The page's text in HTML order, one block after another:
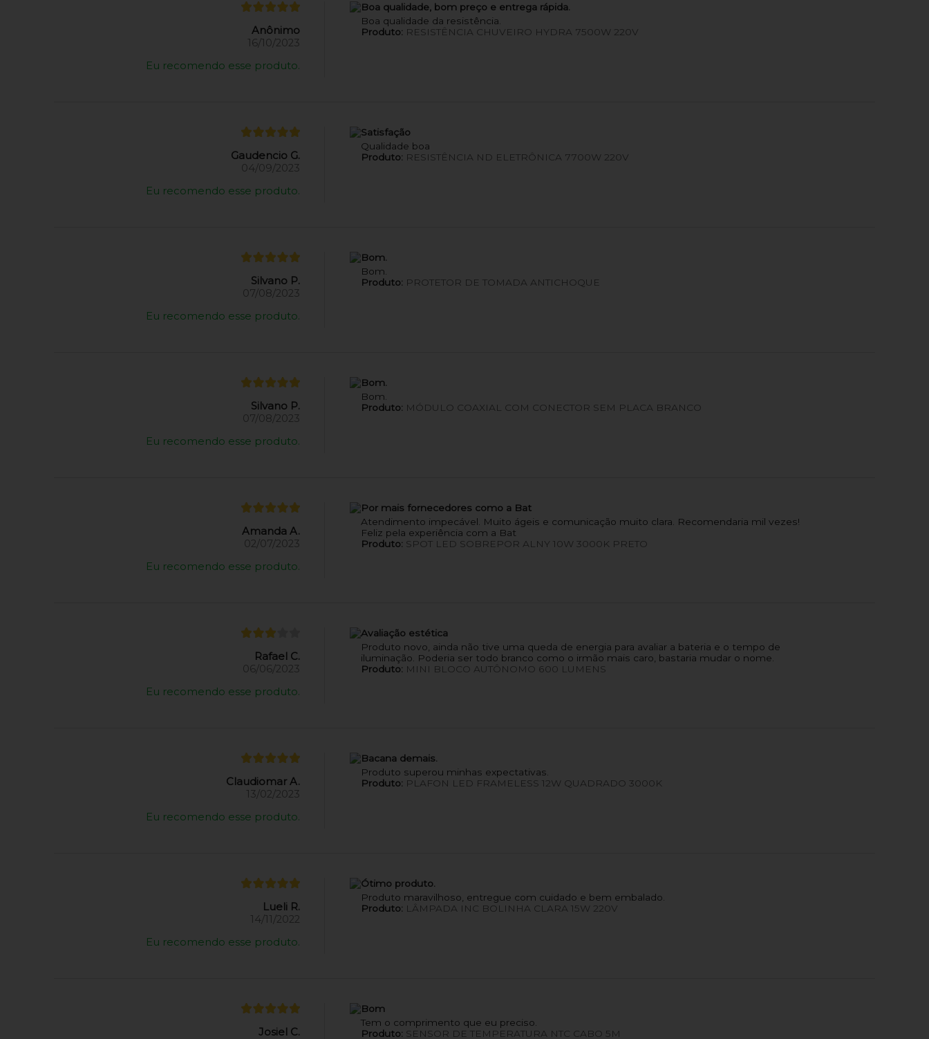
Anônimo
16/10/2023
Eu recomendo esse produto.
Boa qualidade, bom preço e entrega rápida.
Boa qualidade da resistência.
Produto: RESISTÊNCIA CHUVEIRO HYDRA 7500W 220V
Gaudencio G.
04/09/2023
Eu recomendo esse produto.
Satisfação
Qualidade boa
Produto: RESISTÊNCIA ND ELETRÔNICA 7700W 220V
Silvano P.
07/08/2023
Eu recomendo esse produto.
Bom.
Bom.
Produto: PROTETOR DE TOMADA ANTICHOQUE
Silvano P.
07/08/2023
Eu recomendo esse produto.
Bom.
Bom.
Produto: MÓDULO COAXIAL COM CONECTOR SEM PLACA BRANCO
Amanda A.
02/07/2023
Eu recomendo esse produto.
Por mais fornecedores como a Bat
Atendimento impecável. Muito ágeis e comunicação muito clara. Recomendaria mil vezes!
Feliz pela experiência com a Bat
Produto: SPOT LED SOBREPOR ALNY 10W 3000K PRETO
Rafael C.
06/06/2023
Eu recomendo esse produto.
Avaliação estética
Produto novo, ainda não tive uma queda de energia para avaliar a bateria e o tempo de
iluminação. Poderia ser todo branco como o irmão mais caro, bastaria mudar o nome.
Produto: MINI BLOCO AUTÔNOMO 600 LUMENS
Claudiomar A.
13/02/2023
Eu recomendo esse produto.
Bacana demais.
Produto superou minhas expectativas.
Produto: PLAFON LED FRAMELESS 12W QUADRADO 3000K
Lueli R.
14/11/2022
Eu recomendo esse produto.
Ótimo produto.
Produto maravilhoso, entregue com cuidado e bem embalado.
Produto: LÂMPADA INC BOLINHA CLARA 15W 220V
Josiel C.
Bom
Tem o comprimento que eu preciso.
Produto: SENSOR DE TEMPERATURA NTC CABO 5M